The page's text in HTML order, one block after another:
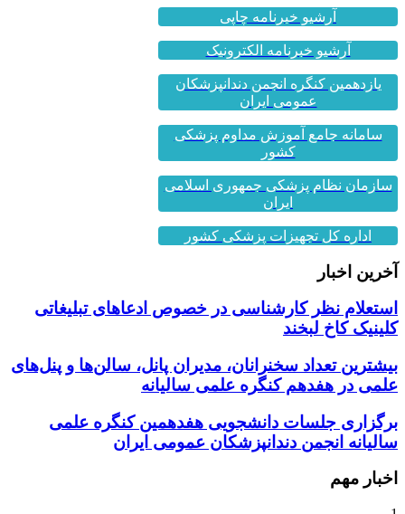
آرشیو خبرنامه چاپی
آرشیو خبرنامه الکترونیک
یازدهمین کنگره انجمن دندانپزشکان
عمومی ایران
سامانه جامع آموزش مداوم پزشکی
کشور
سازمان نظام پزشکی جمهوری اسلامی
ایران
اداره کل تجهیزات پزشکی کشور
آخرین اخبار
استعلام نظر کارشناسی در خصوص ادعاهای تبلیغاتی
کلینیک کاخ لبخند
بیشترین تعداد سخنرانان، مدیران پانل، سالن‌ها و پنل‌های
علمی در هفدهم کنگره علمی سالیانه
برگزاری جلسات دانشجویی هفدهمین کنگره علمی
سالیانه انجمن دندانپزشکان عمومی ایران
اخبار مهم